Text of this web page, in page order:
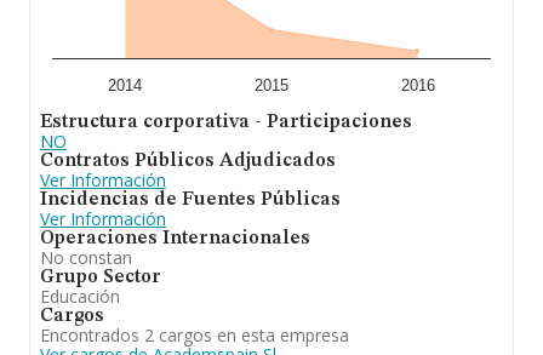
2014 2015 2016
Estructura corporativa - Participaciones
NO
Contratos Públicos Adjudicados
Ver Información
Incidencias de Fuentes Públicas
Ver Información
Operaciones Internacionales
No constan
Grupo Sector
Educación
Cargos
Encontrados 2 cargos en esta empresa